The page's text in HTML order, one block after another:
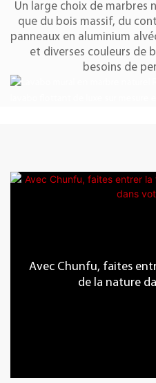
Un large choix de marbres
que du bois massif, du
panneaux en aluminium
et diverses couleurs de
besoins de
Avec Chunfu, faites
de la nature